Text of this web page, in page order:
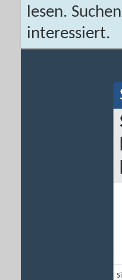
lesen.
interessiert.